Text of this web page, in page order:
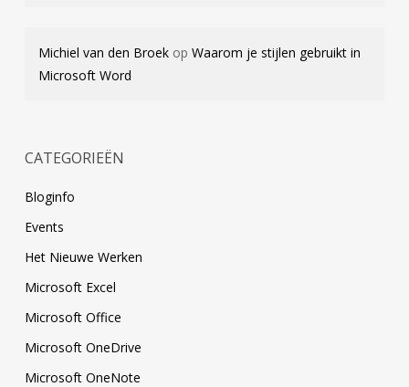
Michiel van den Broekop Waarom je stijlen gebruikt in
Microsoft Word
CATEGORIEËN
Bloginfo
Events
Het Nieuwe Werken
Microsoft Excel
Microsoft Office
Microsoft OneDrive
Microsoft OneNote